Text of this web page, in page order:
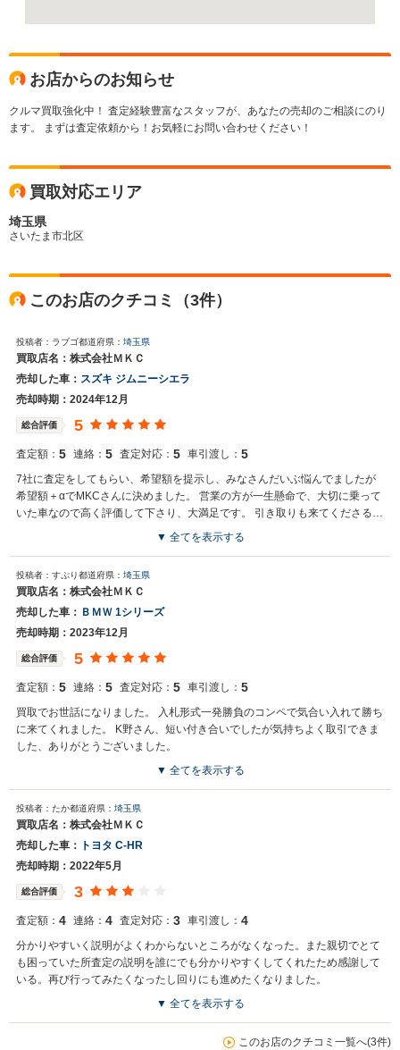
お店からのお知らせ
クルマ買取強化中！ 査定経験豊富なスタッフが、あなたの売却のご相談にのり
ます。 まずは査定依頼から！お気軽にお問い合わせください！
買取対応エリア
埼玉県
さいたま市北区
このお店のクチコミ（3件）
投稿者：ラブゴ都道府県： 埼玉県
買取店名：株式会社ＭＫＣ
売却した車： スズキ ジムニーシエラ
売却時期：2024年12月
総合評価 5
査定額： 5 連絡： 5 査定対応： 5 車引渡し： 5
7社に査定をしてもらい、希望額を提示し、みなさんだいぶ悩んでましたが
希望額＋αでMKCさんに決めました。 営業の方が一生懸命で、大切に乗って
いた車なので高く評価して下さり、大満足です。 引き取りも来てくださるよ
▼ 全てを表示する
投稿者：すぷり都道府県： 埼玉県
買取店名：株式会社ＭＫＣ
売却した車： ＢＭＷ 1シリーズ
売却時期：2023年12月
総合評価 5
査定額： 5 連絡： 5 査定対応： 5 車引渡し： 5
買取でお世話になりました。 入札形式一発勝負のコンペで気合い入れて勝ち
に来てくれました。 K野さん、短い付き合いでしたが気持ちよく取引できま
した、ありがとうございました。
▼ 全てを表示する
投稿者：たか都道府県： 埼玉県
買取店名：株式会社ＭＫＣ
売却した車：
トヨタ C-HR
売却時期：2022年5月
総合評価 3
査定額： 4 連絡： 4 査定対応： 3 車引渡し： 4
分かりやすいく説明がよくわからないところがなくなった。また親切でとて
も困っていた所査定の説明を誰にでも分かりやすくしてくれたため感謝して
いる。再び行ってみたくなったし回りにも進めたくなりました。
▼ 全てを表示する
このお店のクチコミ一覧へ(3件)